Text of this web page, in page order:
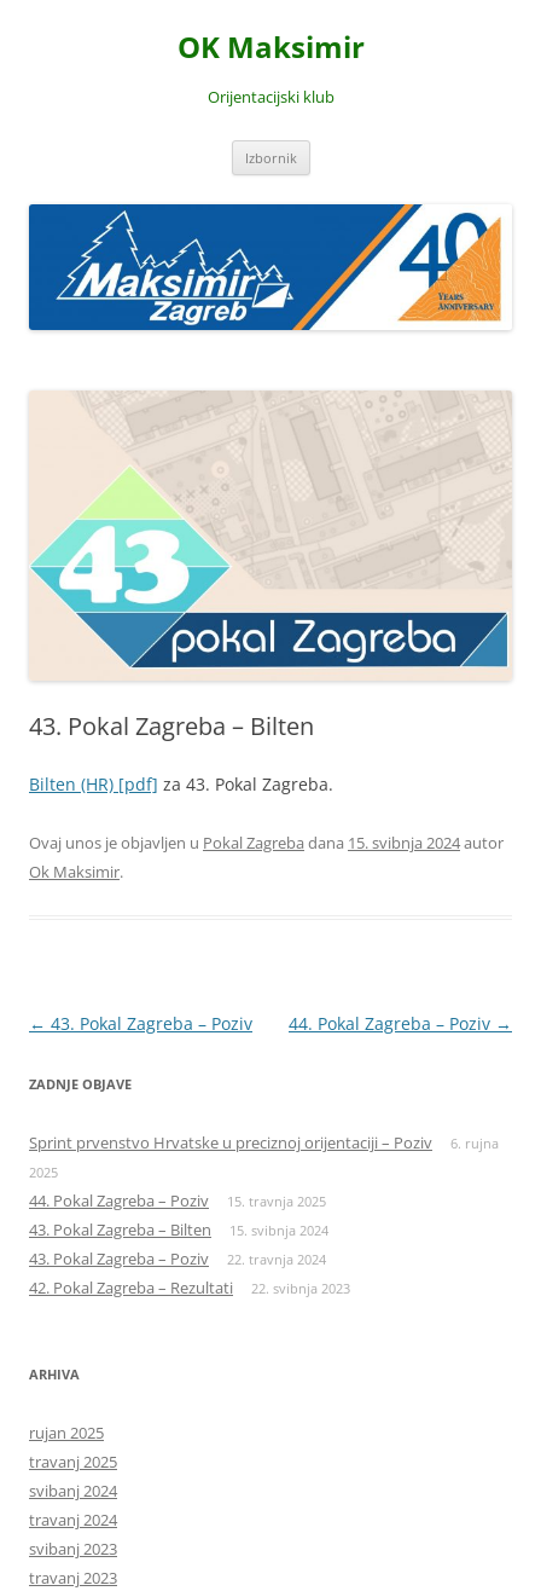
OK Maksimir
Orijentacijski klub
Izbornik
43. Pokal Zagreba – Bilten
Bilten (HR) [pdf] za 43. Pokal Zagreba.
Ovaj unos je objavljen u Pokal Zagreba dana 15. svibnja 2024autor
Ok Maksimir.
Navigacija
← 43. Pokal Zagreba – Poziv 44. Pokal Zagreba – Poziv →
ZADNJE OBJAVE
Sprint prvenstvo Hrvatske u preciznoj orijentaciji – Poziv
6. rujna
2025
44. Pokal Zagreba – Poziv 15. travnja 2025
43. Pokal Zagreba – Bilten 15. svibnja 2024
43. Pokal Zagreba – Poziv 22. travnja 2024
42. Pokal Zagreba – Rezultati 22. svibnja 2023
ARHIVA
rujan 2025
travanj 2025
svibanj 2024
travanj 2024
svibanj 2023
travanj 2023